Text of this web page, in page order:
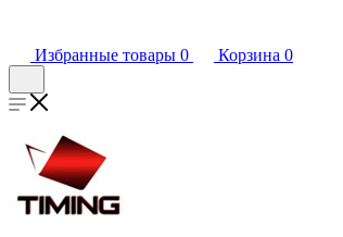
Избранные товары 0 Корзина 0